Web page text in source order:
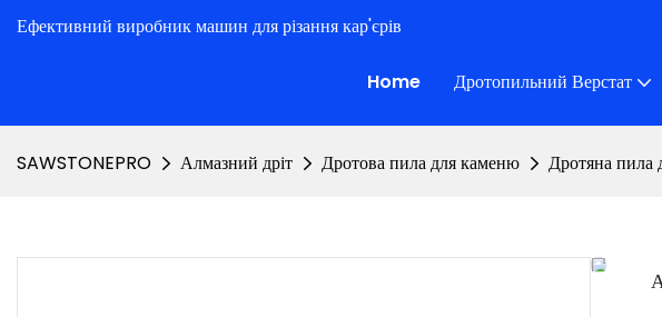
Ефективний виробник машин для різання кар'єрів
Home Дротопильний Верстат
SAWSTONEPRO Алмазний дріт Дротова пила для каменю Дротяна пила